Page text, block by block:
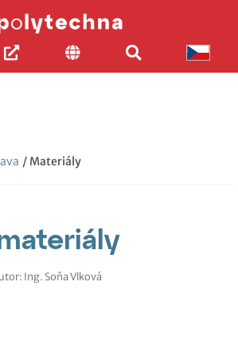
/ Materiály
Ing. Soňa Vlková